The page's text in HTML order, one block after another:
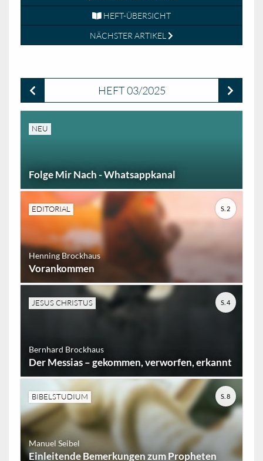
HEFT-ÜBERSICHT
NÄCHSTER ARTIKEL
HEFT 03/2025
NEU
Folge Mir Nach - Whatsappkanal
EDITORIAL
Henning Brockhaus
Vorankommen
S. 2
JESUS CHRISTUS
Bernhard Brockhaus
Der Messias – gekommen, verworfen, erkannt
S. 4
BIBELSTUDIUM
Manuel Seibel
Einleitende Bemerkungen zum Propheten
S. 8